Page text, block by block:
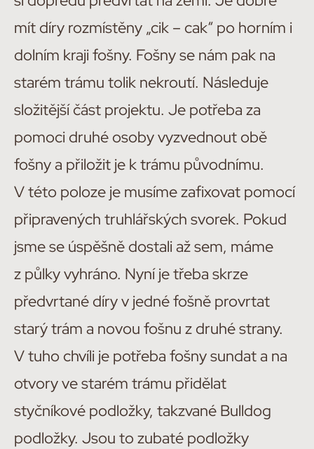
mít díry rozmístěny „cik – cak“ po horním i
dolním kraji fošny. Fošny se nám pak na
starém trámu tolik nekroutí. Následuje
složitější část projektu. Je potřeba za
pomoci druhé osoby vyzvednout obě
fošny a přiložit je k trámu původnímu.
V této poloze je musíme zafixovat pomocí
připravených truhlářských svorek. Pokud
jsme se úspěšně dostali až sem, máme
z půlky vyhráno. Nyní je třeba skrze
předvrtané díry v jedné fošně provrtat
starý trám a novou fošnu z druhé strany.
V tuho chvíli je potřeba fošny sundat a na
otvory ve starém trámu přidělat
styčníkové podložky, takzvané Bulldog
podložky. Jsou to zubaté podložky